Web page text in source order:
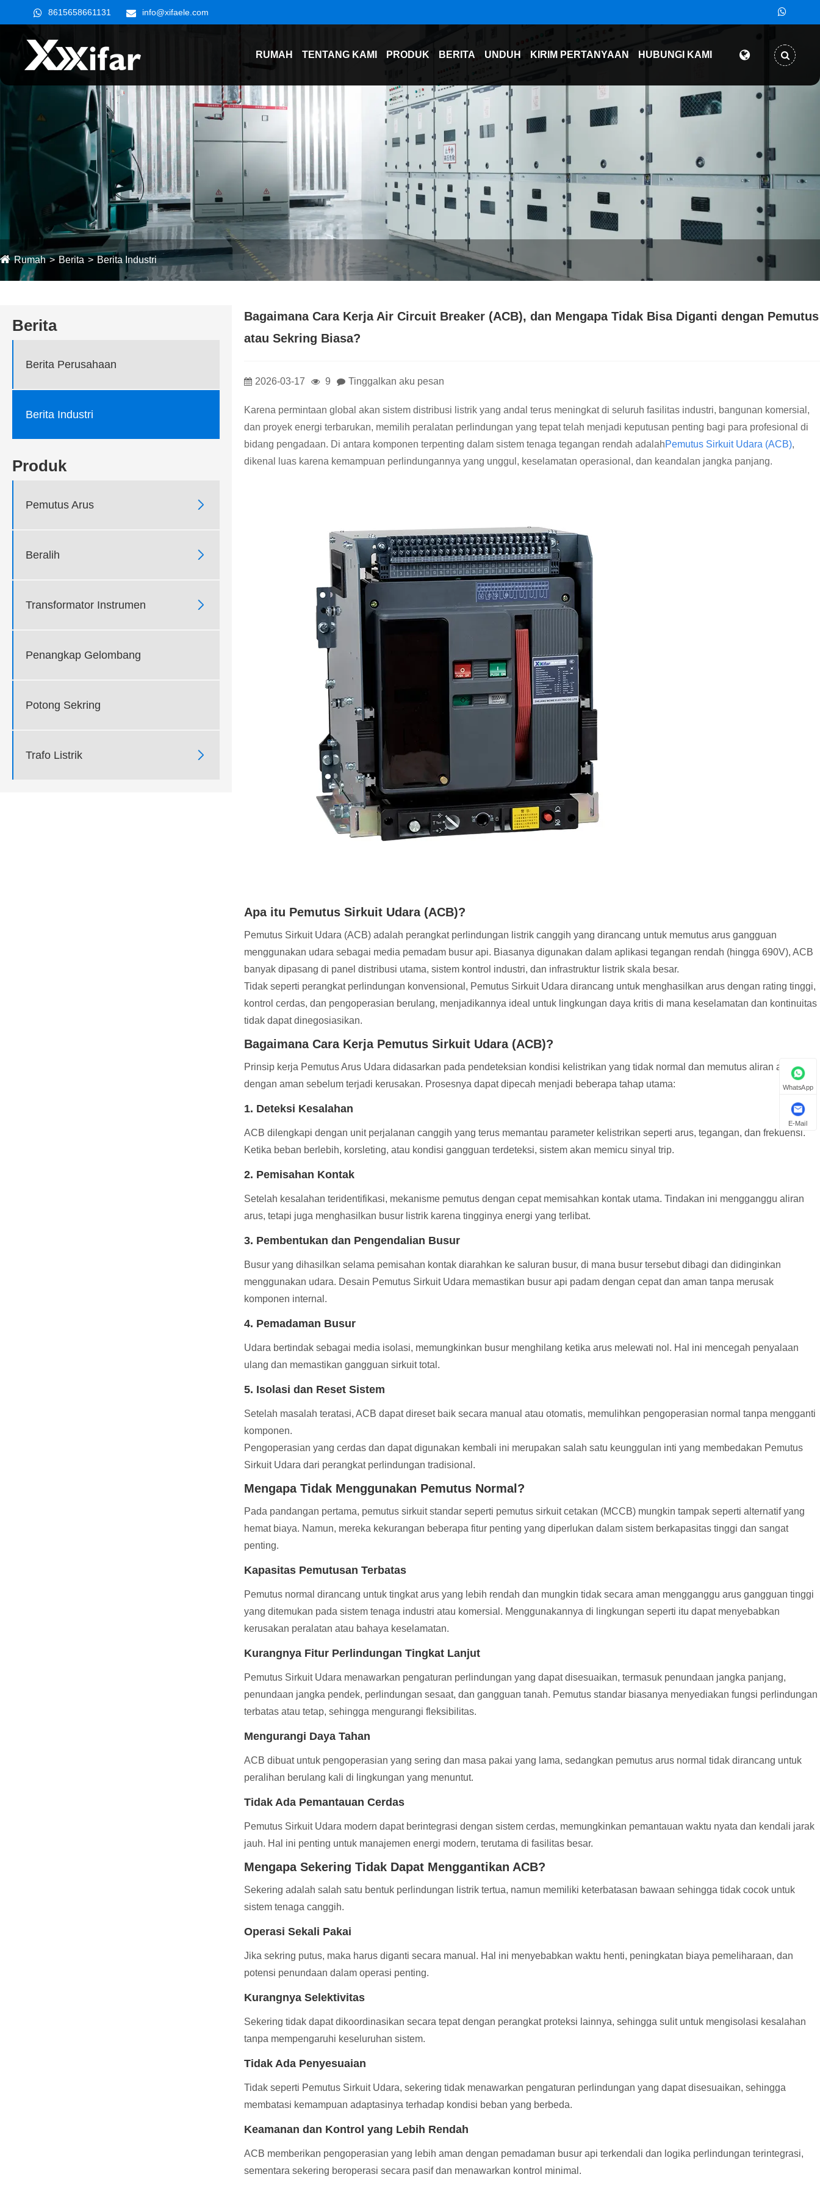
8615658661131 info@xifaele.com
RUMAH TENTANG KAMI PRODUK BERITA UNDUH KIRIM PERTANYAAN HUBUNGI KAMI
Rumah Berita Berita Industri
Berita
Berita Perusahaan
Berita Industri
Produk
Pemutus Arus 
Beralih 
Transformator Instrumen 
Penangkap Gelombang
Potong Sekring
Trafo Listrik 
Bagaimana Cara Kerja Air Circuit Breaker (ACB), dan Mengapa Tidak Bisa Diganti dengan Pemutus
atau Sekring Biasa?
2026-03-17 9 Tinggalkan aku pesan
Karena permintaan global akan sistem distribusi listrik yang andal terus meningkat di seluruh fasilitas industri, bangunan komersial,
dan proyek energi terbarukan, memilih peralatan perlindungan yang tepat telah menjadi keputusan penting bagi para profesional di
bidang pengadaan. Di antara komponen terpenting dalam sistem tenaga tegangan rendah adalahPemutus Sirkuit Udara (ACB),
dikenal luas karena kemampuan perlindungannya yang unggul, keselamatan operasional, dan keandalan jangka panjang.
Apa itu Pemutus Sirkuit Udara (ACB)?
Pemutus Sirkuit Udara (ACB) adalah perangkat perlindungan listrik canggih yang dirancang untuk memutus arus gangguan
menggunakan udara sebagai media pemadam busur api. Biasanya digunakan dalam aplikasi tegangan rendah (hingga 690V), ACB
banyak dipasang di panel distribusi utama, sistem kontrol industri, dan infrastruktur listrik skala besar.
Tidak seperti perangkat perlindungan konvensional, Pemutus Sirkuit Udara dirancang untuk menghasilkan arus dengan rating tinggi,
kontrol cerdas, dan pengoperasian berulang, menjadikannya ideal untuk lingkungan daya kritis di mana keselamatan dan kontinuitas
tidak dapat dinegosiasikan.
Bagaimana Cara Kerja Pemutus Sirkuit Udara (ACB)?
Prinsip kerja Pemutus Arus Udara didasarkan pada pendeteksian kondisi kelistrikan yang tidak normal dan memutus aliran arus
dengan aman sebelum terjadi kerusakan. Prosesnya dapat dipecah menjadi beberapa tahap utama:
1. Deteksi Kesalahan
ACB dilengkapi dengan unit perjalanan canggih yang terus memantau parameter kelistrikan seperti arus, tegangan, dan frekuensi.
Ketika beban berlebih, korsleting, atau kondisi gangguan terdeteksi, sistem akan memicu sinyal trip.
2. Pemisahan Kontak
Setelah kesalahan teridentifikasi, mekanisme pemutus dengan cepat memisahkan kontak utama. Tindakan ini mengganggu aliran
arus, tetapi juga menghasilkan busur listrik karena tingginya energi yang terlibat.
3. Pembentukan dan Pengendalian Busur
Busur yang dihasilkan selama pemisahan kontak diarahkan ke saluran busur, di mana busur tersebut dibagi dan didinginkan
menggunakan udara. Desain Pemutus Sirkuit Udara memastikan busur api padam dengan cepat dan aman tanpa merusak
komponen internal.
4. Pemadaman Busur
Udara bertindak sebagai media isolasi, memungkinkan busur menghilang ketika arus melewati nol. Hal ini mencegah penyalaan
ulang dan memastikan gangguan sirkuit total.
5. Isolasi dan Reset Sistem
Setelah masalah teratasi, ACB dapat direset baik secara manual atau otomatis, memulihkan pengoperasian normal tanpa mengganti
komponen.
Pengoperasian yang cerdas dan dapat digunakan kembali ini merupakan salah satu keunggulan inti yang membedakan Pemutus
Sirkuit Udara dari perangkat perlindungan tradisional.
Mengapa Tidak Menggunakan Pemutus Normal?
Pada pandangan pertama, pemutus sirkuit standar seperti pemutus sirkuit cetakan (MCCB) mungkin tampak seperti alternatif yang
hemat biaya. Namun, mereka kekurangan beberapa fitur penting yang diperlukan dalam sistem berkapasitas tinggi dan sangat
penting.
Kapasitas Pemutusan Terbatas
Pemutus normal dirancang untuk tingkat arus yang lebih rendah dan mungkin tidak secara aman mengganggu arus gangguan tinggi
yang ditemukan pada sistem tenaga industri atau komersial. Menggunakannya di lingkungan seperti itu dapat menyebabkan
kerusakan peralatan atau bahaya keselamatan.
Kurangnya Fitur Perlindungan Tingkat Lanjut
Pemutus Sirkuit Udara menawarkan pengaturan perlindungan yang dapat disesuaikan, termasuk penundaan jangka panjang,
penundaan jangka pendek, perlindungan sesaat, dan gangguan tanah. Pemutus standar biasanya menyediakan fungsi perlindungan
terbatas atau tetap, sehingga mengurangi fleksibilitas.
Mengurangi Daya Tahan
ACB dibuat untuk pengoperasian yang sering dan masa pakai yang lama, sedangkan pemutus arus normal tidak dirancang untuk
peralihan berulang kali di lingkungan yang menuntut.
Tidak Ada Pemantauan Cerdas
Pemutus Sirkuit Udara modern dapat berintegrasi dengan sistem cerdas, memungkinkan pemantauan waktu nyata dan kendali jarak
jauh. Hal ini penting untuk manajemen energi modern, terutama di fasilitas besar.
Mengapa Sekering Tidak Dapat Menggantikan ACB?
Sekering adalah salah satu bentuk perlindungan listrik tertua, namun memiliki keterbatasan bawaan sehingga tidak cocok untuk
sistem tenaga canggih.
Operasi Sekali Pakai
Jika sekring putus, maka harus diganti secara manual. Hal ini menyebabkan waktu henti, peningkatan biaya pemeliharaan, dan
potensi penundaan dalam operasi penting.
Kurangnya Selektivitas
Sekering tidak dapat dikoordinasikan secara tepat dengan perangkat proteksi lainnya, sehingga sulit untuk mengisolasi kesalahan
tanpa mempengaruhi keseluruhan sistem.
Tidak Ada Penyesuaian
Tidak seperti Pemutus Sirkuit Udara, sekering tidak menawarkan pengaturan perlindungan yang dapat disesuaikan, sehingga
membatasi kemampuan adaptasinya terhadap kondisi beban yang berbeda.
Keamanan dan Kontrol yang Lebih Rendah
ACB memberikan pengoperasian yang lebih aman dengan pemadaman busur api terkendali dan logika perlindungan terintegrasi,
sementara sekering beroperasi secara pasif dan menawarkan kontrol minimal.
WhatsApp
E-Mail